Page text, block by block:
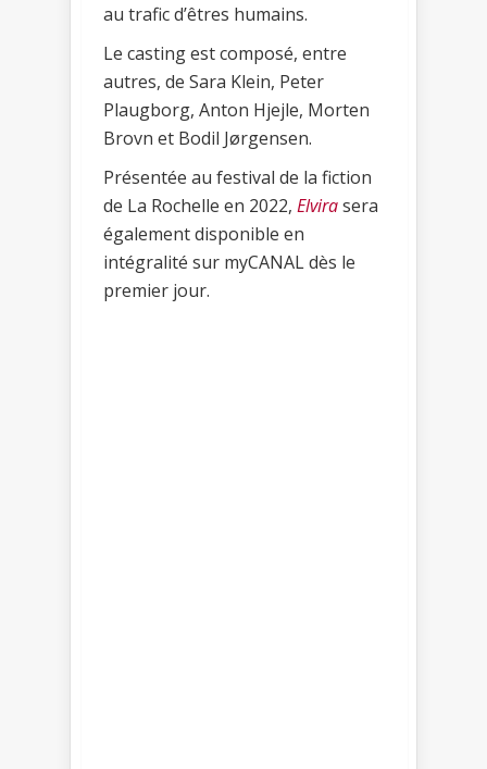
au trafic d’êtres humains.
Le casting est composé, entre
autres, de Sara Klein, Peter
Plaugborg, Anton Hjejle, Morten
Brovn et Bodil Jørgensen.
Présentée au festival de la fiction
de La Rochelle en 2022, Elvirasera
également disponible en
intégralité sur myCANAL dès le
premier jour.